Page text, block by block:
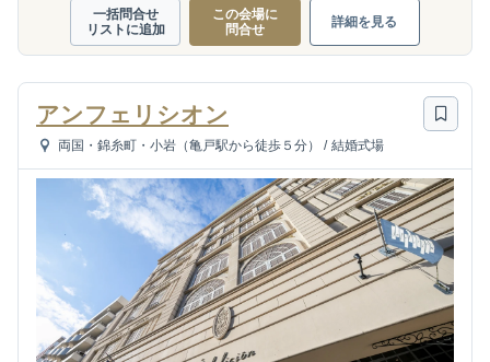
一括問合せ
リストに追加
この会場に
問合せ
詳細を見る
アンフェリシオン
両国・錦糸町・小岩（亀戸駅から徒歩５分） / 結婚式場